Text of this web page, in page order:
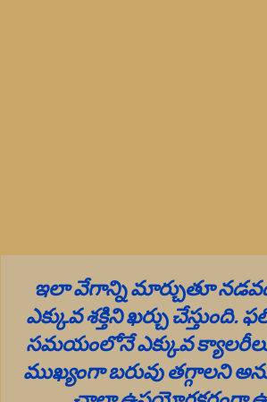
ఇలా వేగాన్ని మార్చుతూ
ఎక్కువ శక్తిని ఖర్చు చేస్తుంది.
సమయంలోనే ఎక్కువ
ముఖ్యంగా బరువు తగ్గాలని